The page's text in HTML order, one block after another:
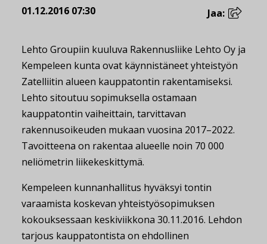
01.12.2016 07:30 Jaa:
Lehto Groupiin kuuluva Rakennusliike Lehto Oy ja
Kempeleen kunta ovat käynnistäneet yhteistyön
Zatelliitin alueen kauppatontin rakentamiseksi.
Lehto sitoutuu sopimuksella ostamaan
kauppatontin vaiheittain, tarvittavan
rakennusoikeuden mukaan vuosina 2017–2022.
Tavoitteena on rakentaa alueelle noin 70 000
neliömetrin liikekeskittymä.
Kempeleen kunnanhallitus hyväksyi tontin
varaamista koskevan yhteistyösopimuksen
kokouksessaan keskiviikkona 30.11.2016. Lehdon
tarjous kauppatontista on ehdollinen